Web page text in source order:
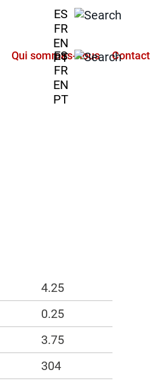
ES
FR
EN
PT
Qui sommes-nous Contact
ES
FR
EN
PT
4.25
0.25
3.75
304